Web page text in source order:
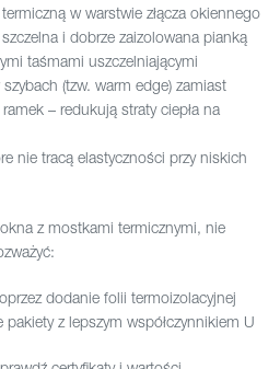
w warstwie złącza okiennego
i dobrze zaizolowana pianką
taśmami uszczelniającymi
(tzw. warm edge) zamiast
– redukują straty ciepła na
nie tracą elastyczności przy niskich
z mostkami termicznymi, nie
dodanie folii termoizolacyjnej
z lepszym współczynnikiem U